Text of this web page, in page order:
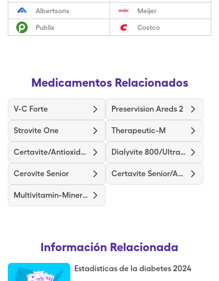
Albertsons Meijer
Publix Costco
Medicamentos Relacionados
V-C Forte Preservision Areds 2
Strovite One Therapeutic-M
Certavite/Antioxidants Dialyvite 800/Ultra D
Cerovite Senior Certavite Senior/Antioxidant
Multivitamin-Minerals
Información Relacionada
Estadísticas de la diabetes 2024